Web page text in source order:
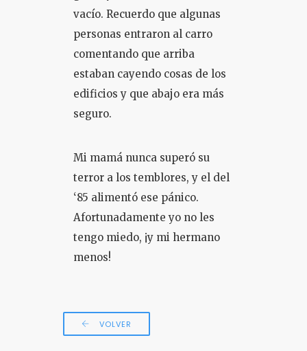
vacío. Recuerdo que algunas
personas entraron al carro
comentando que arriba
estaban cayendo cosas de los
edificios y que abajo era más
seguro.
Mi mamá nunca superó su
terror a los temblores, y el del
‘85 alimentó ese pánico.
Afortunadamente yo no les
tengo miedo, ¡y mi hermano
menos!
VOLVER